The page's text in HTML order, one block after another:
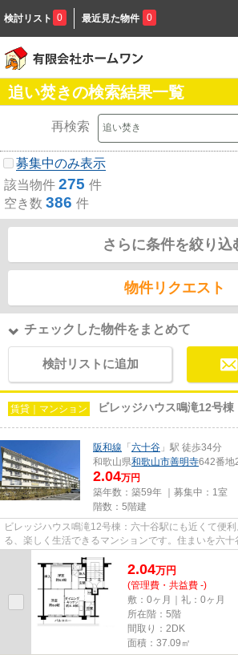
検討リスト 0 最近見た物件 0
追い焚きの検索結果一覧
再検索
募集中のみ表示
該当物件 275 件
空き数 386 件
さらに条件を絞り込
物件リクエスト
チェックした物件をまとめて
検討リストに追加
賃貸｜マンション ビレッジハウス鳴滝12号棟
阪和線 「 六十谷 」駅 徒歩34分
和歌山県和歌山市善明寺642番地
2.04万円
築年数：築59年 ｜募集中： 1室
階数：5階建
ビレッジハウス鳴滝12号棟：六十谷駅にも近くて便
る、楽しく生活できるマンションです。住まいを六
2.04万円
(管理費・共益費 -)
敷：0ヶ月｜礼：0ヶ月
所在階：5階
間取り：2DK
面積：37.09㎡